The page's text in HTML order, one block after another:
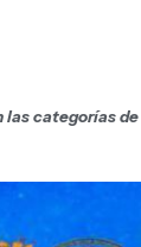
categorías